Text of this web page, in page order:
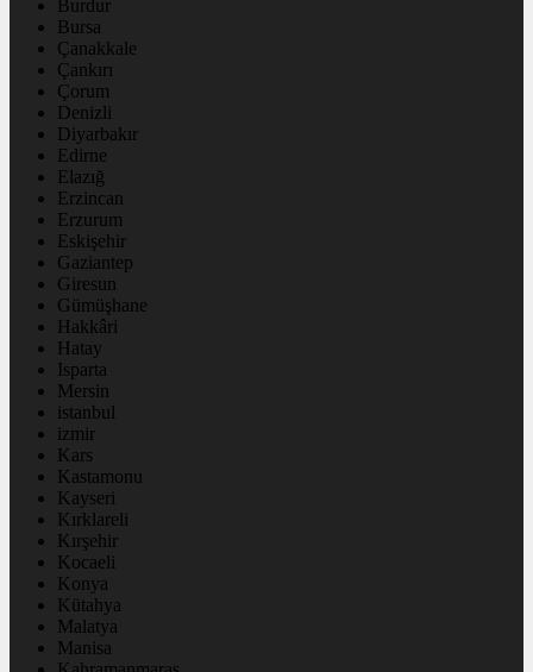
Burdur
Bursa
Çanakkale
Çankırı
Çorum
Denizli
Diyarbakır
Edirne
Elazığ
Erzincan
Erzurum
Eskişehir
Gaziantep
Giresun
Gümüşhane
Hakkâri
Hatay
Isparta
Mersin
istanbul
izmir
Kars
Kastamonu
Kayseri
Kırklareli
Kırşehir
Kocaeli
Konya
Kütahya
Malatya
Manisa